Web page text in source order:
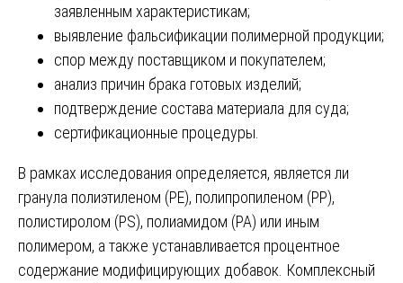
заявленным характеристикам;
выявление фальсификации полимерной продукции;
спор между поставщиком и покупателем;
анализ причин брака готовых изделий;
подтверждение состава материала для суда;
сертификационные процедуры.
В рамках исследования определяется, является ли
гранула полиэтиленом (PE), полипропиленом (PP),
полистиролом (PS), полиамидом (PA) или иным
полимером, а также устанавливается процентное
содержание модифицирующих добавок. Комплексный